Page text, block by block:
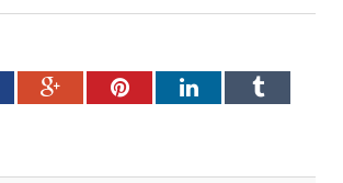
Google+PinterestLinkedInTumblr